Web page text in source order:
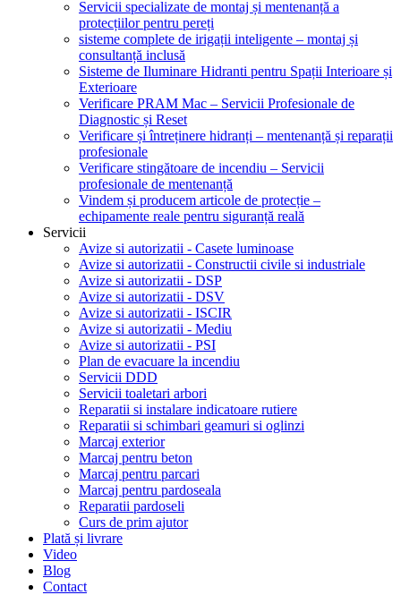
Servicii specializate de montaj și mentenanță a
protecțiilor pentru pereți
sisteme complete de irigații inteligente – montaj și
consultanță inclusă
Sisteme de Iluminare Hidranti pentru Spații Interioare și
Exterioare
Verificare PRAM Mac – Servicii Profesionale de
Diagnostic și Reset
Verificare și întreținere hidranți – mentenanță și reparații
profesionale
Verificare stingătoare de incendiu – Servicii
profesionale de mentenanță
Vindem și producem articole de protecție –
echipamente reale pentru siguranță reală
Servicii
Avize si autorizatii - Casete luminoase
Avize si autorizatii - Constructii civile si industriale
Avize si autorizatii - DSP
Avize si autorizatii - DSV
Avize si autorizatii - ISCIR
Avize si autorizatii - Mediu
Avize si autorizatii - PSI
Plan de evacuare la incendiu
Servicii DDD
Servicii toaletari arbori
Reparatii si instalare indicatoare rutiere
Reparatii si schimbari geamuri si oglinzi
Marcaj exterior
Marcaj pentru beton
Marcaj pentru parcari
Marcaj pentru pardoseala
Reparatii pardoseli
Curs de prim ajutor
Plată și livrare
Video
Blog
Contact